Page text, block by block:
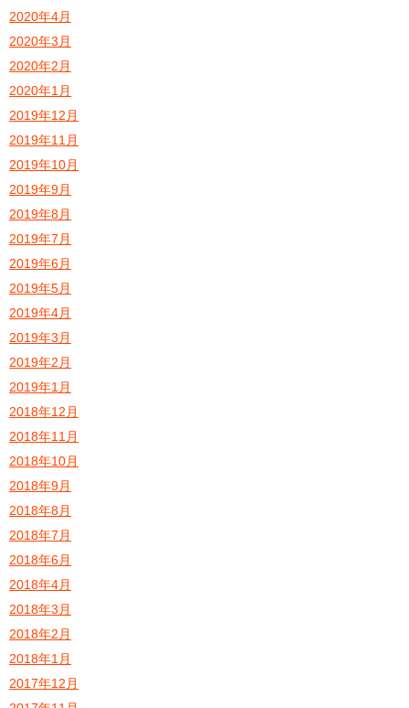
2020年4月
2020年3月
2020年2月
2020年1月
2019年12月
2019年11月
2019年10月
2019年9月
2019年8月
2019年7月
2019年6月
2019年5月
2019年4月
2019年3月
2019年2月
2019年1月
2018年12月
2018年11月
2018年10月
2018年9月
2018年8月
2018年7月
2018年6月
2018年4月
2018年3月
2018年2月
2018年1月
2017年12月